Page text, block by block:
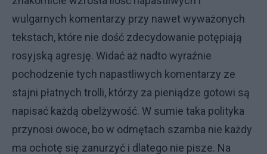
wulgarnych komentarzy przy nawet wyważonych
tekstach, które nie dość zdecydowanie potępiają
rosyjską agresję. Widać aż nadto wyraźnie
pochodzenie tych napastliwych komentarzy ze
stajni płatnych trolli, którzy za pieniądze gotowi są
napisać każdą obelżywość. W sumie taka polityka
przynosi owoce, bo w odmętach szamba nie każdy
ma ochotę się zanurzyć i dlatego nie pisze. Na